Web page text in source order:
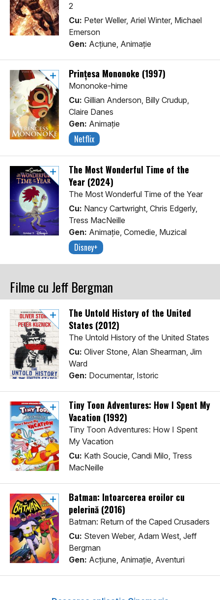
2
Cu: Peter Weller, Ariel Winter, Michael
Emerson
Gen: Acţiune, Animaţie
Prințesa Mononoke (1997)
Mononoke-hime
Cu: Gillian Anderson, Billy Crudup,
Claire Danes
Gen: Animaţie
Netflix
The Most Wonderful Time of the
Year (2024)
The Most Wonderful Time of the Year
Cu: Nancy Cartwright, Chris Edgerly,
Tress MacNeille
Gen: Animaţie, Comedie, Muzical
Disney+
Filme cu Jeff Bergman
The Untold History of the United
States (2012)
The Untold History of the United States
Cu: Oliver Stone, Alan Shearman, Jim
Ward
Gen: Documentar, Istoric
Tiny Toon Adventures: How I Spent My
Vacation (1992)
Tiny Toon Adventures: How I Spent
My Vacation
Cu: Kath Soucie, Candi Milo, Tress
MacNeille
Batman: Întoarcerea eroilor cu
pelerină (2016)
Batman: Return of the Caped Crusaders
Cu: Steven Weber, Adam West, Jeff
Bergman
Gen: Acţiune, Animaţie, Aventuri